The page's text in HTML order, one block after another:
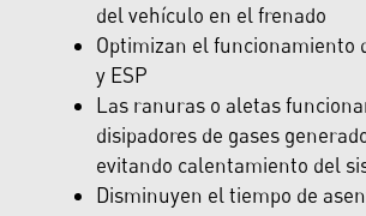
del vehículo en el frenado
Optimizan el funcionamiento
y ESP
Las ranuras o aletas
disipadores de gases
evitando calentamiento del
Disminuyen el tiempo de